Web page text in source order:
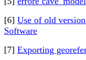
[6] Use of old
Software
[7] Exporting